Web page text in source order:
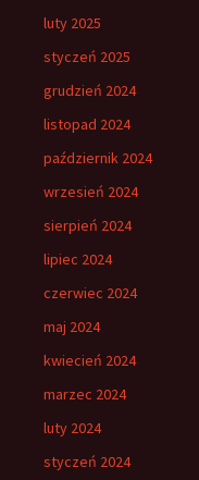
luty 2025
styczeń 2025
grudzień 2024
listopad 2024
październik 2024
wrzesień 2024
sierpień 2024
lipiec 2024
czerwiec 2024
maj 2024
kwiecień 2024
marzec 2024
luty 2024
styczeń 2024